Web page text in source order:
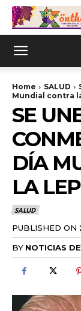
Home SALUD
Mundial contra
SE
DÍA
LA
SALUD
PUBLISHED ON
BY NOTICIAS